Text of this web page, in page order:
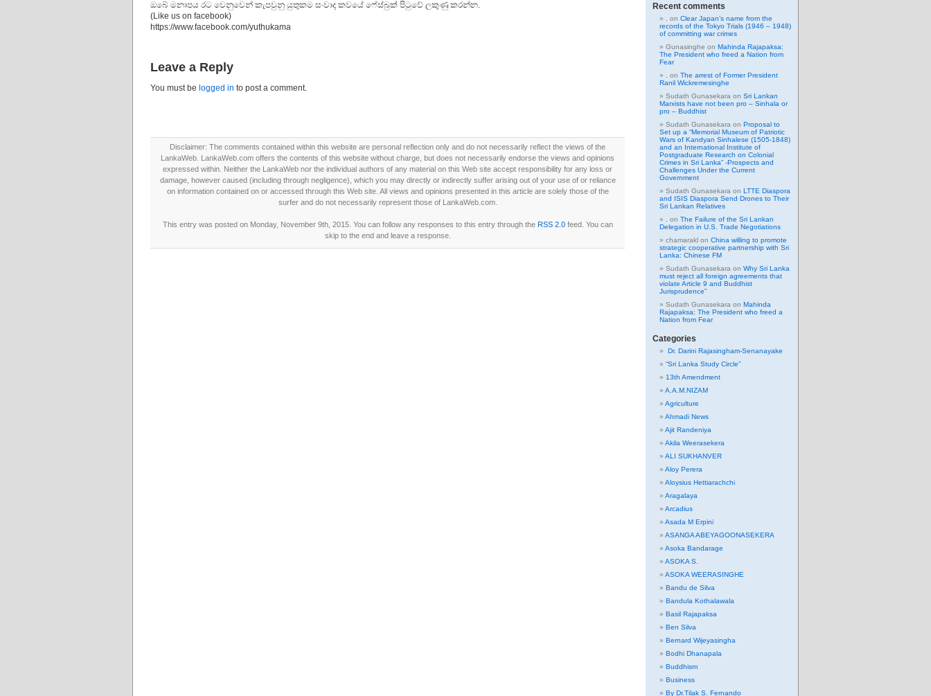
ඔබේ මනාපය රට වෙනුවෙන් කැපවුනු යුතුකම සංවාද කවයේ ෆේස්බුක් පිටුවේ ලකුණු කරන්න.
(Like us on facebook)
https://www.facebook.com/yuthukama
Leave a Reply
You must be logged in to post a comment.
Disclaimer: The comments contained within this website are personal reflection only and do not necessarily reflect the views of the
LankaWeb. LankaWeb.com offers the contents of this website without charge, but does not necessarily endorse the views and opinions
expressed within. Neither the LankaWeb nor the individual authors of any material on this Web site accept responsibility for any loss or
damage, however caused (including through negligence), which you may directly or indirectly suffer arising out of your use of or reliance
on information contained on or accessed through this Web site. All views and opinions presented in this article are solely those of the
surfer and do not necessarily represent those of LankaWeb.com.
This entry was posted on Monday, November 9th, 2015. You can follow any responses to this entry through the RSS 2.0feed. You can
skip to the end and leave a response.
Recent comments
on Clear Japan’s name from the
records of the Tokyo Trials (1946 – 1948)
of committing war crimes
Gunasinghe on Mahinda Rajapaksa:
The President who freed a Nation from
Fear
on The arrest of Former President
Ranil Wickremesinghe
Sudath Gunasekara on Sri Lankan
Marxists have not been pro – Sinhala or
pro – Buddhist
Sudath Gunasekara on Proposal to
Set up a “Memorial Museum of Patriotic
Wars of Kandyan Sinhalese (1505-1848)
and an International Institute of
Postgraduate Research on Colonial
Crimes in Sri Lanka” -Prospects and
Challenges Under the Current
Government
Sudath Gunasekara on LTTE Diaspora
and ISIS Diaspora Send Drones to Their
Sri Lankan Relatives
on The Failure of the Sri Lankan
Delegation in U.S. Trade Negotiations
chamarakl on China willing to promote
strategic cooperative partnership with Sri
Lanka: Chinese FM
Sudath Gunasekara on Why Sri Lanka
must reject all foreign agreements that
violate Article 9 and Buddhist
Jurisprudence”
Sudath Gunasekara on Mahinda
Rajapaksa: The President who freed a
Nation from Fear
Categories
Dr. Darini Rajasingham-Senanayake
“Sri Lanka Study Circle”
13th Amendment
A.A.M.NIZAM
Agriculture
Ahmadi News
Ajit Randeniya
Akila Weerasekera
ALI SUKHANVER
Aloy Perera
Aloysius Hettiarachchi
Aragalaya
Arcadius
Asada M Erpini
ASANGA ABEYAGOONASEKERA
Asoka Bandarage
ASOKA S.
ASOKA WEERASINGHE
Bandu de Silva
Bandula Kothalawala
Basil Rajapaksa
Ben Silva
Bernard Wijeyasingha
Bodhi Dhanapala
Buddhism
Business
By Dr.Tilak S. Fernando